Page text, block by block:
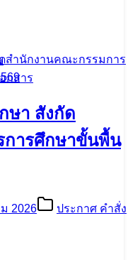
กสาร
ษา สังกัด
การศึกษาขั้นพื้น
2026
ประกาศ คำสั่ง